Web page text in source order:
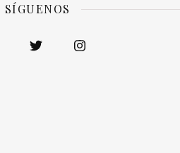
SÍGUENOS